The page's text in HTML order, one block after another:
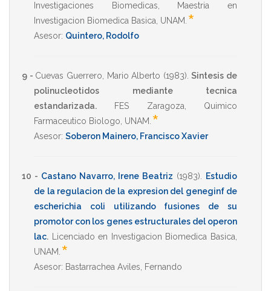
Investigaciones Biomedicas
Maestria en
Investigacion Biomedica Basica UNAM *
Asesor: Quintero, Rodolfo
9 - Cuevas Guerrero, Mario Alberto (1983) .Sintesis de
polinucleotidos mediante tecnica
estandarizada.
FES Zaragoza
Quimico
Farmaceutico Biologo UNAM *
Asesor: Soberon Mainero, Francisco Xavier
10 - Castano Navarro, Irene Beatriz (1983)
Estudio
de la regulacion de la expresion del geneginf de
escherichia coli utilizando fusiones de su
promotor con los genes estructurales del operon
lac. Licenciado en Investigacion Biomedica Basica
UNAM *
Asesor: Bastarrachea Aviles, Fernando